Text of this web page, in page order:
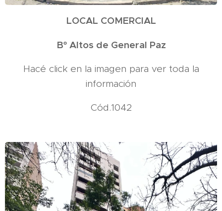
LOCAL COMERCIAL
Bº Altos de General Paz
Hacé click en la imagen para ver toda la
información
Cód.1042